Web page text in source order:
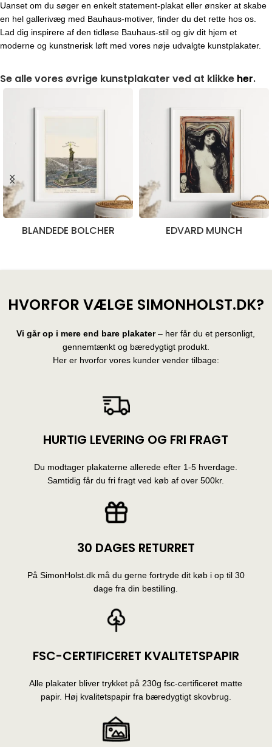
Uanset om du søger en enkelt statement-plakat eller ønsker at skabe
en hel gallerivæg med Bauhaus-motiver, finder du det rette hos os.
Lad dig inspirere af den tidløse Bauhaus-stil og giv dit hjem et
moderne og kunstnerisk løft med vores nøje udvalgte kunstplakater.
Se alle vores øvrige kunstplakater ved at klikke her.
BLANDEDE BOLCHER EDVARD MUNCH
HVORFOR VÆLGE SIMONHOLST.DK?
Vi går op i mere end bare plakater– her får du et personligt,
gennemtænkt og bæredygtigt produkt.
Her er hvorfor vores kunder vender tilbage:
HURTIG LEVERING OG FRI FRAGT
Du modtager plakaterne allerede efter 1-5 hverdage.
Samtidig får du fri fragt ved køb af over 500kr.
30 DAGES RETURRET
På SimonHolst.dk må du gerne fortryde dit køb i op til 30
dage fra din bestilling.
FSC-CERTIFICERET KVALITETSPAPIR
Alle plakater bliver trykket på 230g fsc-certificeret matte
papir. Høj kvalitetspapir fra bæredygtigt skovbrug.